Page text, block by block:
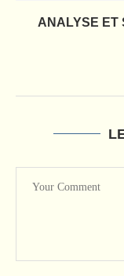
ANALYSE ET